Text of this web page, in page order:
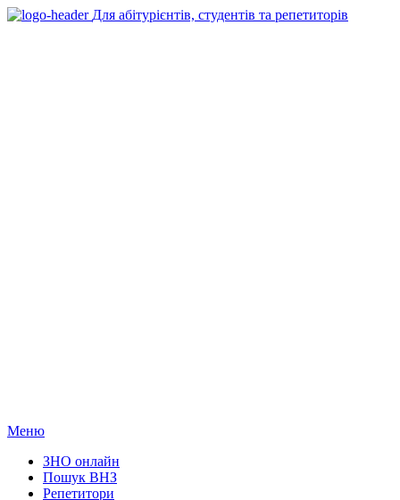
Для абітурієнтів, студентів та репетиторів
Меню
ЗНО онлайн
Пошук ВНЗ
Репетитори